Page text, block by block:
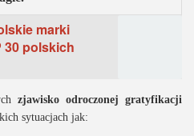
marki
30 polskich
zjawisko odroczonej gratyfikacji
sytuacjach jak: